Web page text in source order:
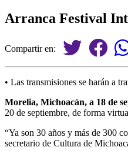
Arranca Festival
Compartir en:
• Las transmisiones se harán a
Morelia, Michoacán, a 18 de
20 de septiembre, de forma
“Ya son 30 años y más de 300
secretario de Cultura de